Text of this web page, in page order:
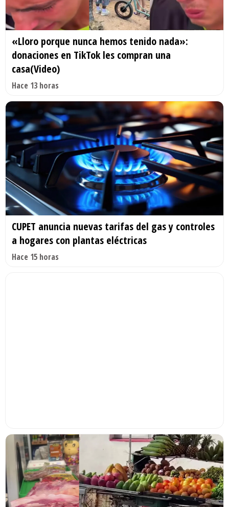
«Lloro porque nunca hemos tenido nada»:
donaciones en TikTok les compran una
casa(Video)
Hace 13 horas
CUPET anuncia nuevas tarifas del gas y controles
a hogares con plantas eléctricas
Hace 15 horas